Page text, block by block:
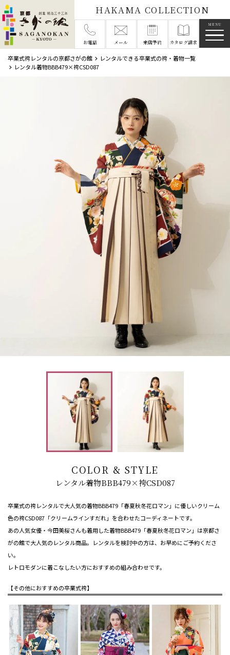
HAKAMA COLLECTION
お電話 メール 来店予約 カタログ請求
卒業式袴レンタルの京都さがの館
レンタルできる卒業式の袴・着物一覧
レンタル着物BBB479×袴CSD087
COLOR & STYLE
レンタル着物BBB479×袴CSD087
卒業式の袴レンタルで大人気の着物BBB479「春夏秋冬花ロマン」に優しいクリーム
色の袴CSD087「クリームラインすだれ」を合わせたコーディネートです。
あの人気女優・今田美桜さんも着用した着物BBB479「春夏秋冬花ロマン」は京都さ
がの館で大人気のレンタル商品。レンタルを検討中の方は、お早めにご予約くださ
い。
レトロモダンに着こなしたい方におすすめの組み合わせです。
【その他におすすめの卒業式袴】
メニ